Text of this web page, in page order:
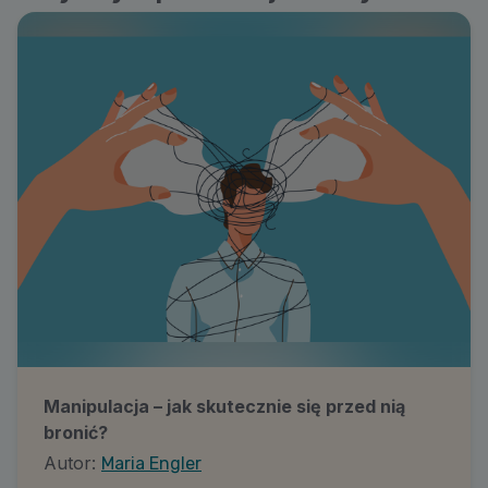
Manipulacja – jak skutecznie się przed nią
bronić?
Autor: Maria Engler